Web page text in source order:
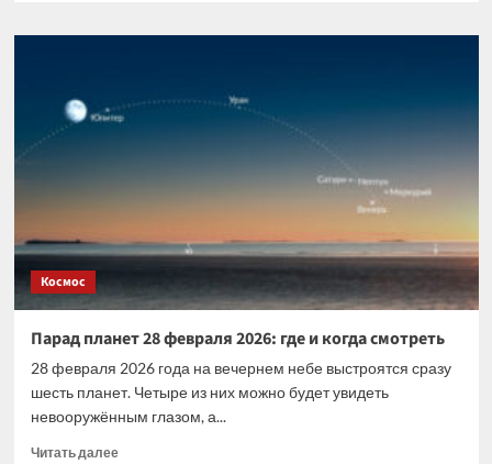
Парад
2026:
почему
исчезнет
раньше
Космос
Парад планет 28 февраля 2026: где и когда смотреть
28 февраля 2026 года на вечернем небе выстроятся сразу
шесть планет. Четыре из них можно будет увидеть
невооружённым глазом, а...
Читать далееПрочитать